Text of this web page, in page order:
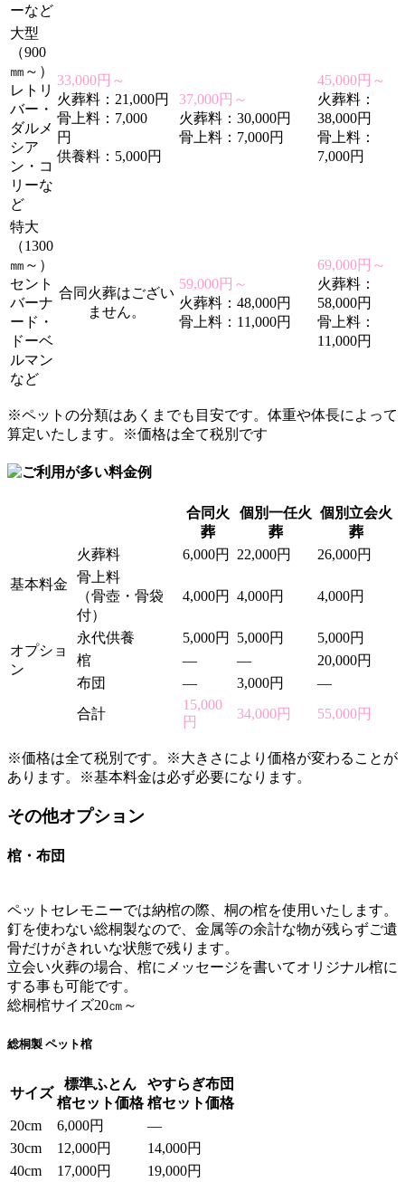
ーなど
大型
（900
㎜～）
レトリ
バー・
ダルメ
シア
ン・コ
リーな
ど
33,000円～
火葬料：21,000円
骨上料：7,000
円
供養料：5,000円
37,000円～
火葬料：30,000円
骨上料：7,000円
45,000円～
火葬料：
38,000円
骨上料：
7,000円
特大
（1300
㎜～）
セント
バーナ
ード・
ドーベ
ルマン
など
合同火葬はござい
ません。
59,000円～
火葬料：48,000円
骨上料：11,000円
69,000円～
火葬料：
58,000円
骨上料：
11,000円
※ペットの分類はあくまでも目安です。体重や体長によって
算定いたします。※価格は全て税別です
合同火
葬
個別一任火
葬
個別立会火
葬
基本料金
火葬料 6,000円 22,000円
26,000円
骨上料
（骨壺・骨袋
付）
4,000円 4,000円 4,000円
オプショ
ン
永代供養 5,000円 5,000円
5,000円
棺
— —
20,000円
布団
— 3,000円
—
合計
15,000
円
34,000円 55,000円
※価格は全て税別です。※大きさにより価格が変わることが
あります。※基本料金は必ず必要になります。
その他オプション
棺・布団
ペットセレモニーでは納棺の際、桐の棺を使用いたします。
釘を使わない総桐製なので、金属等の余計な物が残らずご遺
骨だけがきれいな状態で残ります。
立会い火葬の場合、棺にメッセージを書いてオリジナル棺に
する事も可能です。
総桐棺サイズ20㎝～
総桐製 ペット棺
サイズ
標準ふとん
棺セット価格
やすらぎ布団
棺セット価格
20cm
6,000円
—
30cm
12,000円
14,000円
40cm
17,000円 19,000円